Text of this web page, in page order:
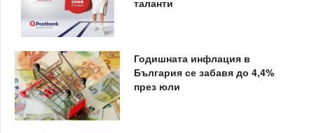
Годишната инфлация в
България се забавя до 4,4%
през юли